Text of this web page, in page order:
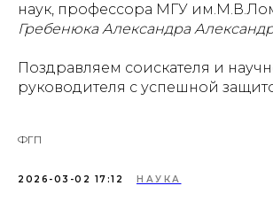
наук, профессора МГУ
Гребенюка Александра
Поздравляем соискателя и
руководителя с успешной
ФГП
2026-03-02 17:12 НАУКА